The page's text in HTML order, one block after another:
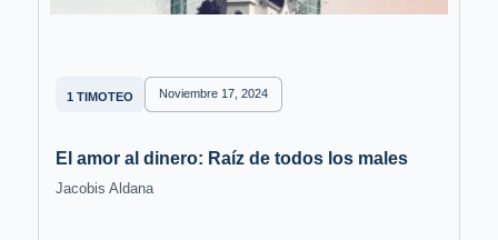
1 TIMOTEO Noviembre 17, 2024
El amor al dinero: Raíz de todos los males
Jacobis Aldana